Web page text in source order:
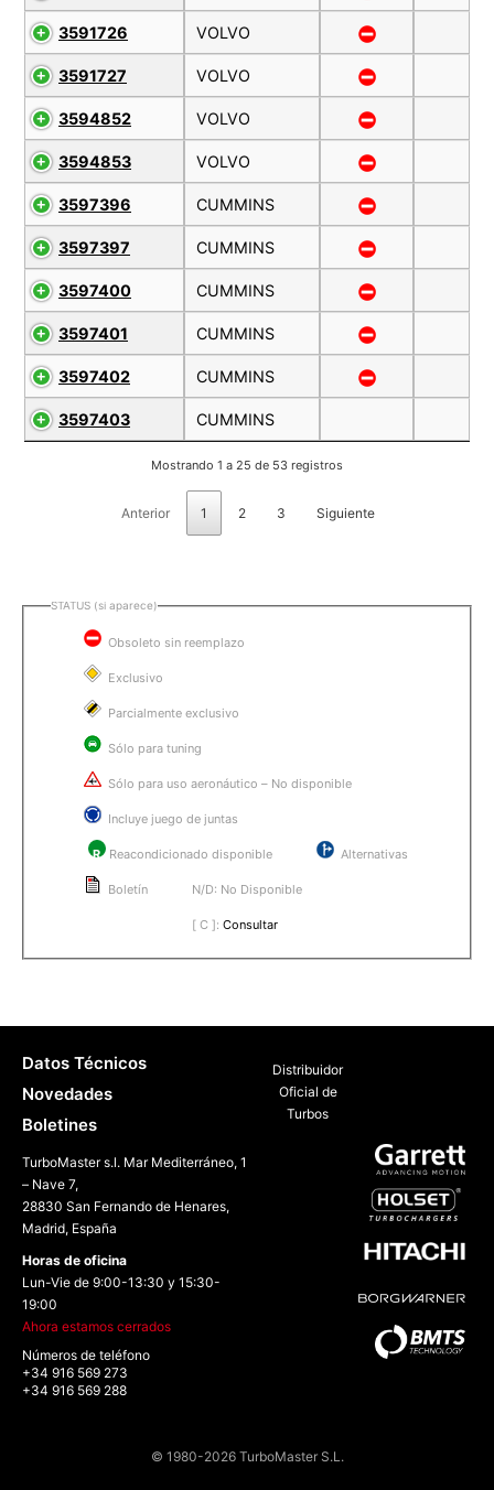
3591726 VOLVO
3591727 VOLVO
3594852 VOLVO
3594853 VOLVO
3597396 CUMMINS
3597397 CUMMINS
3597400 CUMMINS
3597401 CUMMINS
3597402 CUMMINS
3597403 CUMMINS
Mostrando 1 a 25 de 53 registros
Anterior 1 2 3 Siguiente
STATUS (si aparece)
Obsoleto sin reemplazo
Exclusivo
Parcialmente exclusivo
Sólo para tuning
Sólo para uso aeronáutico – No disponible
Incluye juego de juntas
R Reacondicionado disponible Alternativas
Boletín N/D: No Disponible
[ C ]: Consultar
Distribuidor
Oficial de
Turbos
Datos Técnicos
Novedades
Boletines
TurboMaster s.l. Mar Mediterráneo, 1
– Nave 7,
28830 San Fernando de Henares,
Madrid, España
Horas de oficina
Lun-Vie de 9:00-13:30 y 15:30-
19:00
Ahora estamos cerrados
Números de teléfono
+34 916 569 273
+34 916 569 288
© 1980-2026 TurboMaster S.L.